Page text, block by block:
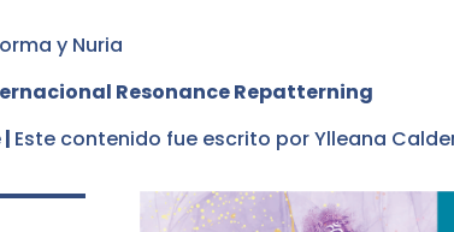
y Nuria
Resonance Repatterning
| Este contenido fue escrito por Ylleana